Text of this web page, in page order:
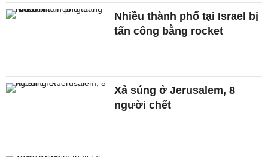
Nhiều thành phố tại Israel bị
tấn công bằng rocket
Xả súng ở Jerusalem, 8
người chết